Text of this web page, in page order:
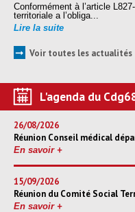
Conformément à l’article
territoriale a l’obliga...
Lire la suite
➞ Voir toutes les actualités
L'agenda du
26/08/2026
Réunion Conseil médical
En savoir +
15/09/2026
Réunion du Comité Social
En savoir +